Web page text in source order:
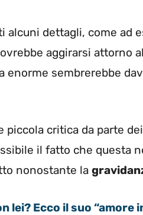
alcuni dettagli, come ad
aggirarsi attorno
enorme sembrerebbe
piccola critica da parte
il fatto che questa
nonostante la
lei? Ecco il suo “amore